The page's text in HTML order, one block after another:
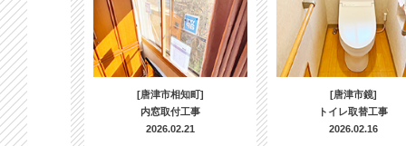
[唐津市相知町]
内窓取付工事
2026.02.21
[唐津市鏡]
トイレ取替工事
2026.02.16